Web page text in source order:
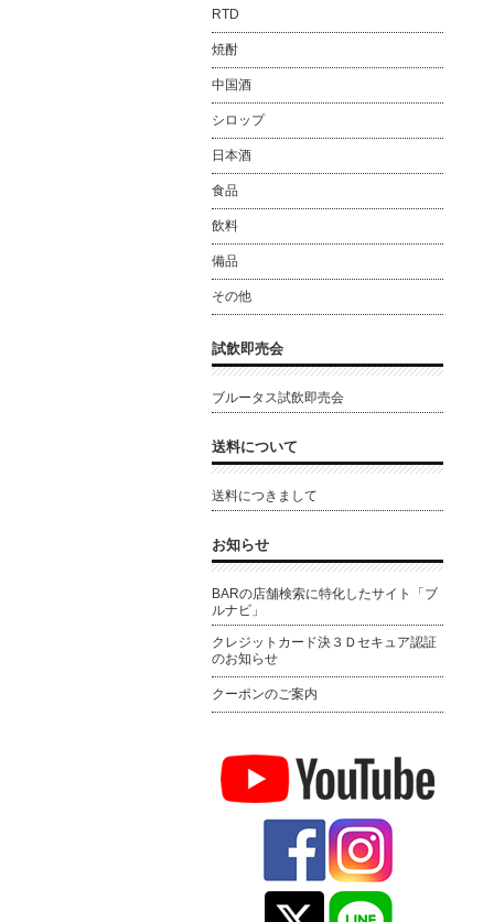
RTD
焼酎
中国酒
シロップ
日本酒
食品
飲料
備品
その他
試飲即売会
ブルータス試飲即売会
送料について
送料につきまして
お知らせ
BARの店舗検索に特化したサイト「ブ
ルナビ」
クレジットカード決３Ｄセキュア認証
のお知らせ
クーポンのご案内